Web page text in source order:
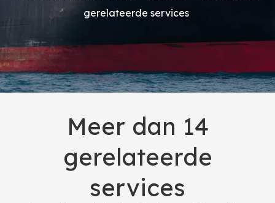
gerelateerde services
Meer dan 14
gerelateerde
services